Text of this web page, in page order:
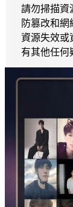
請勿掃描資
防篡改和網
資源失效或
有其他任何